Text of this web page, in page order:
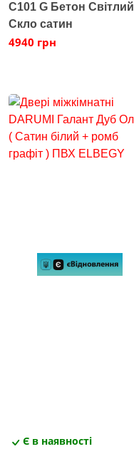
C101 G Бетон Світлий
Скло сатин
4940 грн
Є в наявності